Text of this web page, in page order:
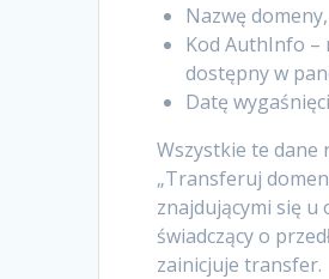
Nazwę domeny,
Kod AuthInfo –
dostępny w
Datę
Wszystkie te dane
„Transferuj
znajdującymi się
świadczący o
zainicjuje transfer.